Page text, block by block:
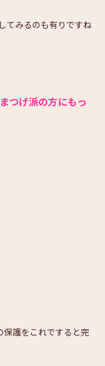
てみるのも有りですね
つげ派の方にもっ
保護をこれですると完